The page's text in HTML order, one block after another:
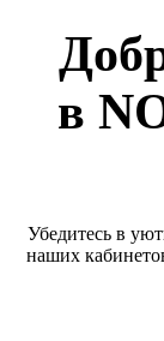
в
Убедитесь в
наших